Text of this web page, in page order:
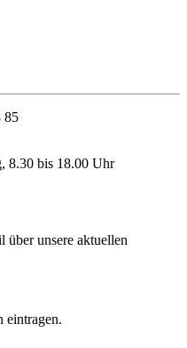
85
8.30 bis 18.00 Uhr
unsere aktuellen
eintragen.